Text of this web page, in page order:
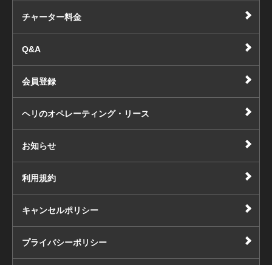
チャーター料金
Q&A
会員登録
ヘリのオペレーティング・リース
お知らせ
利用規約
キャンセルポリシー
プライバシーポリシー